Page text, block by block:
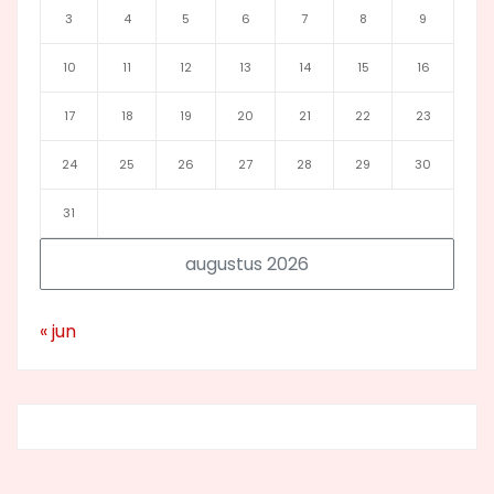
augustus 2026
3 4 5 6 7 8 9
10 11 12 13 14 15 16
17 18 19 20 21 22 23
24 25 26 27 28 29 30
31
« jun